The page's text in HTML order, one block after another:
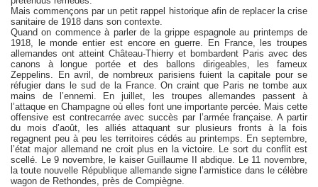
Mais commençons par un petit rappel historique afin de replacer la crise
sanitaire de 1918 dans son contexte.
Quand on commence à parler de la grippe espagnole au printemps de
1918, le monde entier est encore en guerre. En France, les troupes
allemandes ont atteint Château-Thierry et bombardent Paris avec des
canons à longue portée et des ballons dirigeables, les fameux
Zeppelins. En avril, de nombreux parisiens fuient la capitale pour se
réfugier dans le sud de la France. On craint que Paris ne tombe aux
mains de l’ennemi. En juillet, les troupes allemandes passent à
l’attaque en Champagne où elles font une importante percée. Mais cette
offensive est contrecarrée avec succès par l’armée française. A partir
du mois d’août, les alliés attaquant sur plusieurs fronts à la fois
regagnent peu à peu les territoires cédés au printemps. En septembre,
l’état major allemand ne croit plus en la victoire. Le sort du conflit est
scellé. Le 9 novembre, le kaiser Guillaume II abdique. Le 11 novembre,
la toute nouvelle République allemande signe l’armistice dans le célèbre
wagon de Rethondes, près de Compiègne.